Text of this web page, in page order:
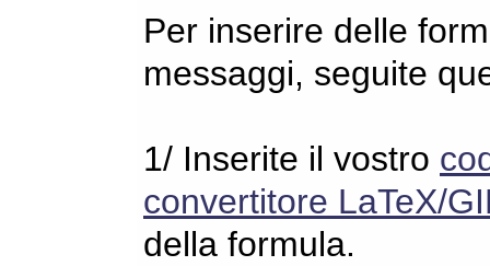
Per inserire delle
messaggi, seguite
1/ Inserite il vostro
convertitore LaTeX/
della formula.